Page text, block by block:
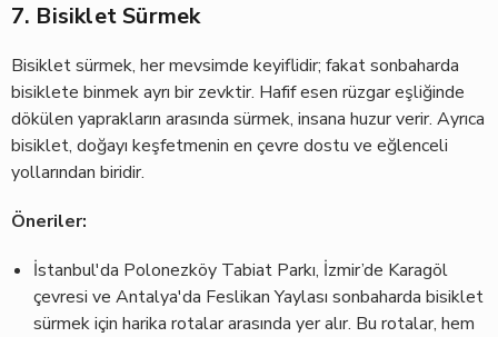
7. Bisiklet Sürmek
Bisiklet sürmek, her mevsimde keyiflidir; fakat sonbaharda
bisiklete binmek ayrı bir zevktir. Hafif esen rüzgar eşliğinde
dökülen yaprakların arasında sürmek, insana huzur verir. Ayrıca
bisiklet, doğayı keşfetmenin en çevre dostu ve eğlenceli
yollarından biridir.
Öneriler:
İstanbul'da Polonezköy Tabiat Parkı, İzmir’de Karagöl
çevresi ve Antalya'da Feslikan Yaylası sonbaharda bisiklet
sürmek için harika rotalar arasında yer alır. Bu rotalar, hem